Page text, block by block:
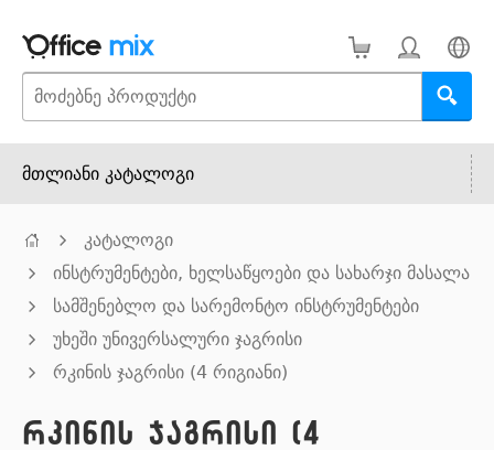
მთლიანი კატალოგი
კატალოგი
ინსტრუმენტები, ხელსაწყოები და სახარჯი მასალა
სამშენებლო და სარემონტო ინსტრუმენტები
უხეში უნივერსალური ჯაგრისი
რკინის ჯაგრისი (4 რიგიანი)
რკინის ჯაგრისი (4